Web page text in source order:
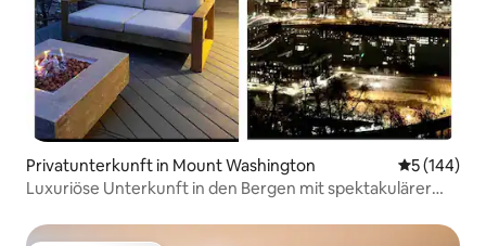
Privatunterkunft in Mount Washington
5 (144)
Luxuriöse Unterkunft in den Bergen mit spektakulärer